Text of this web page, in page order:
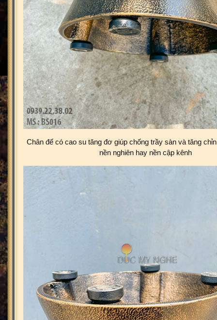
Chân đế có cao su tăng đơ giúp chống trầy sàn và tăng
nền nghiên hay nền cập kênh